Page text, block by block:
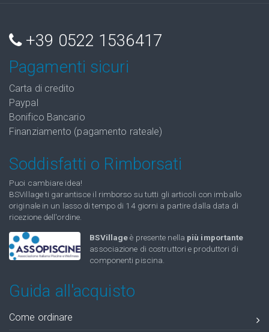
+39 0522 1536417
Pagamenti sicuri
Carta di credito
Paypal
Bonifico Bancario
Finanziamento (pagamento rateale)
Soddisfatti o Rimborsati
Puoi cambiare idea!
BSVillage ti garantisce il rimborso su tutti gli articoli con imballo
originale in un lasso di tempo di 14 giorni a partire dalla data di
ricezione dell'ordine.
BSVillageè presente nella più importante
associazione di costruttori e produttori di
componenti piscina.
Guida all'acquisto
Come ordinare